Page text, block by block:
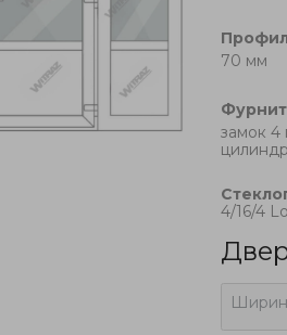
70 мм
замок 4
4/16/4